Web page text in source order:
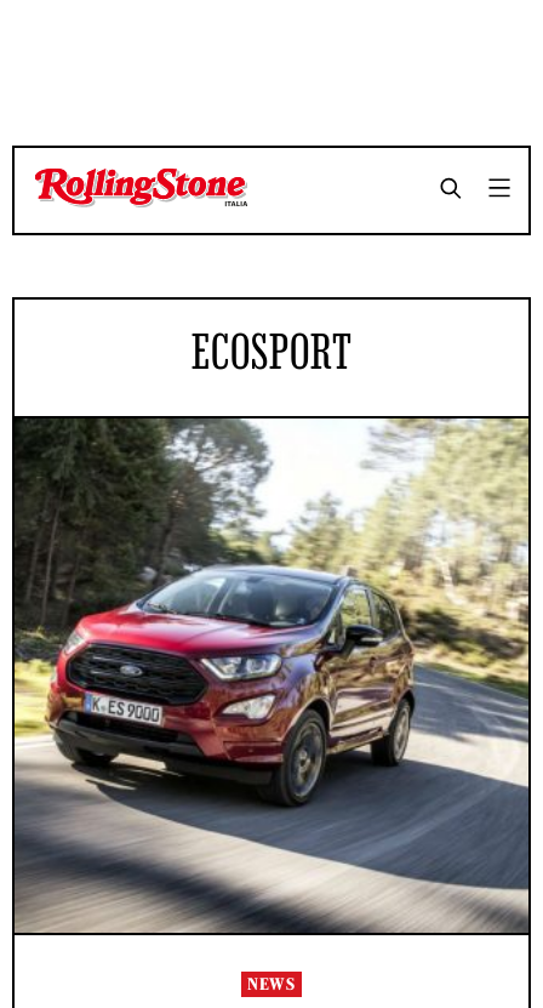
ECOSPORT
NEWS